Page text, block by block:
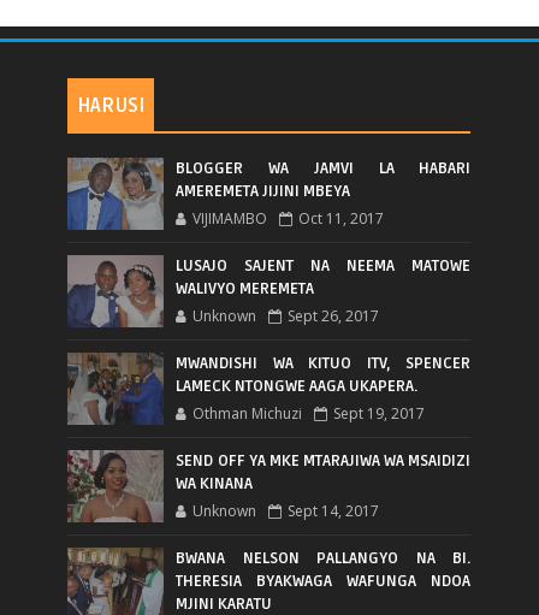
HARUSI
BLOGGER WA JAMVI LA HABARI
AMEREMETA JIJINI MBEYA
VIJIMAMBO Oct 11, 2017
LUSAJO SAJENT NA NEEMA MATOWE
WALIVYO MEREMETA
Unknown Sept 26, 2017
MWANDISHI WA KITUO ITV, SPENCER
LAMECK NTONGWE AAGA UKAPERA.
Othman Michuzi Sept 19, 2017
SEND OFF YA MKE MTARAJIWA WA MSAIDIZI
WA KINANA
Unknown Sept 14, 2017
BWANA NELSON PALLANGYO NA BI.
THERESIA BYAKWAGA WAFUNGA NDOA
MJINI KARATU